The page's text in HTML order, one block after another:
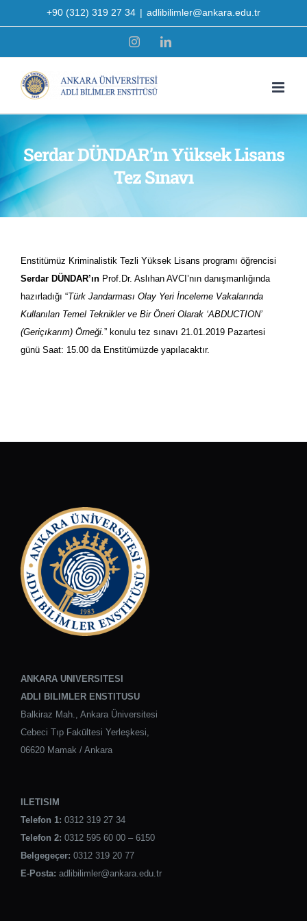
to
+90 (312) 319 27 34 | adlibilimler@ankara.edu.tr
InstagramLinkedIn
Serdar DÜNDAR’ın Yüksek Lisans
Tez Sınavı
Enstitümüz Kriminalistik Tezli Yüksek Lisans programı öğrencisi
Serdar DÜNDAR’ın Prof.Dr. Aslıhan AVCI’nın danışmanlığında
hazırladığı “Türk Jandarması Olay Yeri İnceleme Vakalarında
Kullanılan Temel Teknikler ve Bir Öneri Olarak ‘ABDUCTION’
(Geriçıkarım) Örneği. ” konulu tez sınavı 21.01.2019 Pazartesi
günü Saat: 15.00 da Enstitümüzde yapılacaktır.
ANKARA UNIVERSITESI
ADLI BILIMLER ENSTITUSU
Balkiraz Mah., Ankara Üniversitesi
Cebeci Tıp Fakültesi Yerleşkesi,
06620 Mamak / Ankara
ILETISIM
Telefon 1: 0312 319 27 34
Telefon 2: 0312 595 60 00 – 6150
Belgegeçer: 0312 319 20 77
E-Posta: adlibilimler@ankara.edu.tr